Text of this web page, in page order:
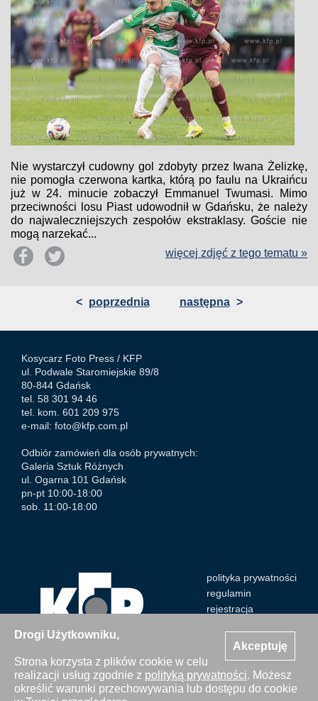
Akceptuję
Drogi Użytkowniku,
Strona korzysta z plików cookie w celu
realizacji usług zgodnie z polityką prywatności. Możesz
określić warunki przechowywania lub dostępu do cookie
Nie wystarczył cudowny gol zdobyty przez Iwana Żelizkę,
nie pomogła czerwona kartka, którą po faulu na Ukraińcu
już w 24. minucie zobaczył Emmanuel Twumasi. Mimo
przeciwności losu Piast udowodnił w Gdańsku, że należy
do najwaleczniejszych zespołów ekstraklasy. Goście nie
mogą narzekać...
więcej zdjęć z tego tematu »
< poprzednia następna >
Kosycarz Foto Press / KFP
ul. Podwale Staromiejskie 89/8
80-844 Gdańsk
tel. 58 301 94 46
tel. kom. 601 209 975
e-mail: foto@kfp.com.pl
Odbiór zamówień dla osób prywatnych:
Galeria Sztuk Różnych
ul. Ogarna 101 Gdańsk
pn-pt 10:00-18:00
sob. 11:00-18:00
polityka prywatności
regulamin
rejestracja
Wszystkie zdjęcia Agencji Kosycarz Foto Press/KFP są
chronione prawem autorskim. Publikacja i kopiowanie bez